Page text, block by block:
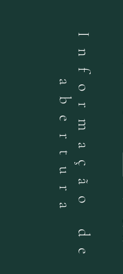
I
n
f
o
r
m
a
ç
ã
o
d
e
ab
e
r
t
u
r
a